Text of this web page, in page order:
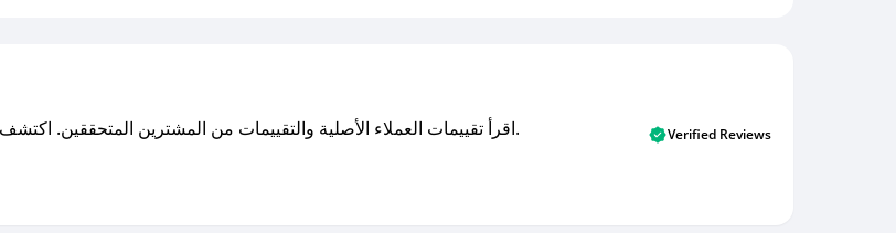
اقرأ تقييمات العملاء الأصلية والتقييمات من المشترين المتحققين. اكتشف ما يعتقده المستخدمون الحقيقيون حول خدمتنا وتعلم من تجاربهم. Verified Reviews